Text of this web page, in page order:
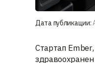
Дата публикации:
Стартап